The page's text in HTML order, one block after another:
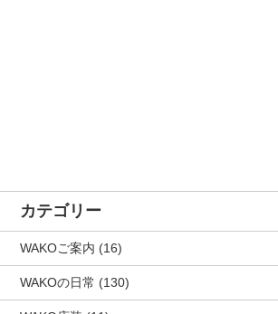
カテゴリー
WAKOご案内 (16)
WAKOの日常 (130)